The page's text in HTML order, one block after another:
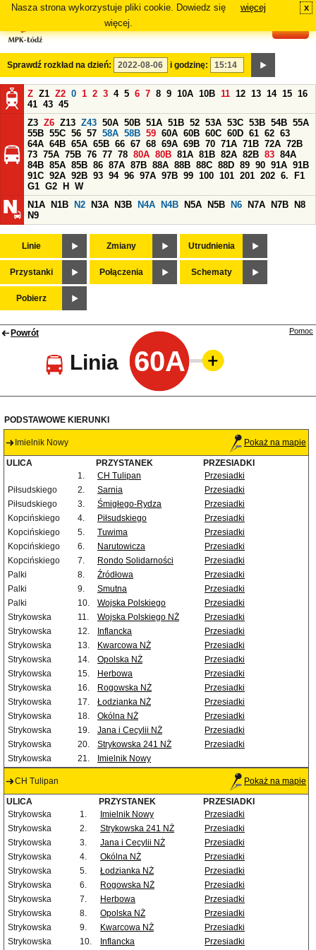
Nasza strona wykorzystuje pliki cookie. Dowiedz się
więcej.
więcej x
Sprawdź rozkład na dzień: i godzinę:
Z Z1 Z2 0 1 2 3 4 5 6 7 8 9 10A 10B 11 12 13 14 15 16
41 43 45
Z3 Z6 Z13 Z43 50A 50B 51A 51B 52 53A 53C 53B 54B 55A
55B 55C 56 57 58A 58B 59 60A 60B 60C 60D 61 62 63
64A 64B 65A 65B 66 67 68 69A 69B 70 71A 71B 72A 72B
73 75A 75B 76 77 78 80A 80B 81A 81B 82A 82B 83 84A
84B 85A 85B 86 87A 87B 88A 88B 88C 88D 89 90 91A 91B
91C 92A 92B 93 94 96 97A 97B 99 100 101 201 202 6.
F1
G1 G2 H
W
N1A
N1B N2 N3A N3B N4A N4B N5A N5B N6 N7A N7B
N8
N9
Linie Zmiany Utrudnienia
Przystanki Połączenia Schematy
Pobierz
Powrót
Linia 60A
Pomoc
PODSTAWOWE KIERUNKI
Imielnik Nowy Pokaż na mapie
ULICA PRZYSTANEK
PRZESIADKI
1.
CH Tulipan
Przesiadki
Piłsudskiego
2. Sarnia
Przesiadki
Piłsudskiego
3. Śmigłego-Rydza
Przesiadki
Kopcińskiego
4. Piłsudskiego
Przesiadki
Kopcińskiego
5. Tuwima
Przesiadki
Kopcińskiego
6. Narutowicza
Przesiadki
Kopcińskiego
7. Rondo Solidarności
Przesiadki
Palki
8. Źródłowa
Przesiadki
Palki
9. Smutna
Przesiadki
Palki
10. Wojska Polskiego
Przesiadki
Strykowska
11. Wojska Polskiego NŻ
Przesiadki
Strykowska
12. Inflancka
Przesiadki
Strykowska
13. Kwarcowa NŻ
Przesiadki
Strykowska
14. Opolska NŻ
Przesiadki
Strykowska
15. Herbowa
Przesiadki
Strykowska
16. Rogowska NŻ
Przesiadki
Strykowska
17. Łodzianka NŻ
Przesiadki
Strykowska
18. Okólna NŻ
Przesiadki
Strykowska
19. Jana i Cecylii NŻ
Przesiadki
Strykowska
20. Strykowska 241 NŻ
Przesiadki
Strykowska
21. Imielnik Nowy
CH Tulipan Pokaż na mapie
ULICA PRZYSTANEK
PRZESIADKI
Strykowska
1. Imielnik Nowy
Przesiadki
Strykowska
2. Strykowska 241 NŻ
Przesiadki
Strykowska
3. Jana i Cecylii NŻ
Przesiadki
Strykowska
4. Okólna NŻ
Przesiadki
Strykowska
5. Łodzianka NŻ
Przesiadki
Strykowska
6. Rogowska NŻ
Przesiadki
Strykowska
7. Herbowa
Przesiadki
Strykowska
8. Opolska NŻ
Przesiadki
Strykowska
9. Kwarcowa NŻ
Przesiadki
Strykowska
10. Inflancka Przesiadki